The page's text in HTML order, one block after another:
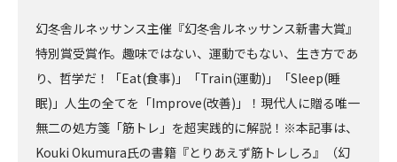
幻冬舎ルネッサンス主催『幻冬舎ルネッサンス新書大賞』
特別賞受賞作。趣味ではない、運動でもない、生き方であ
り、哲学だ！「Eat(食事)」「Train(運動)」「Sleep(睡
眠)」人生の全てを「Improve(改善)」！現代人に贈る唯一
無二の処方箋「筋トレ」を超実践的に解説！※本記事は、
Kouki Okumura氏の書籍『とりあえず筋トレしろ』（幻